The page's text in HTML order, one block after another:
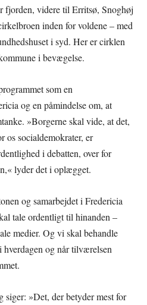
fjorden, videre til Erritsø, Snoghøj
inden for voldene – med
i syd. Her er cirklen
i bevægelse.
som en
og en påmindelse om, at
»Borgerne skal vide, at det,
os socialdemokrater, er
i debatten, over for
lyder det i oplægget.
og samarbejdet i Fredericia
tale ordentligt til hinanden –
medier. Og vi skal behandle
hverdagen og når tilværelsen
»Det, der betyder mest for